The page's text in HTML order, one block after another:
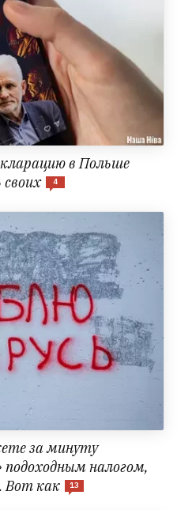
в Польше
4
за минуту
налогом,
Вот как
13